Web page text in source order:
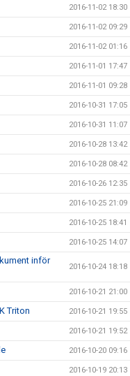
2016-11-02 18:30
2016-11-02 09:29
2016-11-02 01:16
2016-11-01 17:47
2016-11-01 09:28
2016-10-31 17:05
2016-10-31 11:07
2016-10-28 13:42
2016-10-28 08:42
2016-10-26 12:35
2016-10-25 21:09
2016-10-25 18:41
2016-10-25 14:07
inför
2016-10-24 18:18
2016-10-21 21:00
Triton 2016-10-21 19:55
2016-10-21 19:52
2016-10-20 09:16
2016-10-19 20:13